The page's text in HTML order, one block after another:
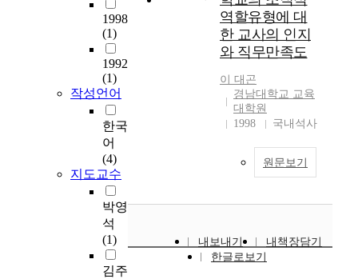
1998
(1)
1992
(1)
작성언어
한국
어
(4)
지도교수
박영
석
(1)
김주
,l
역할유형에 대
한 교사의 인지
와 직무만족도
이 대곤
경남대학교 교육
대학원
1998
국내석사
원문보기
내보내기
내책장담기
한글로보기